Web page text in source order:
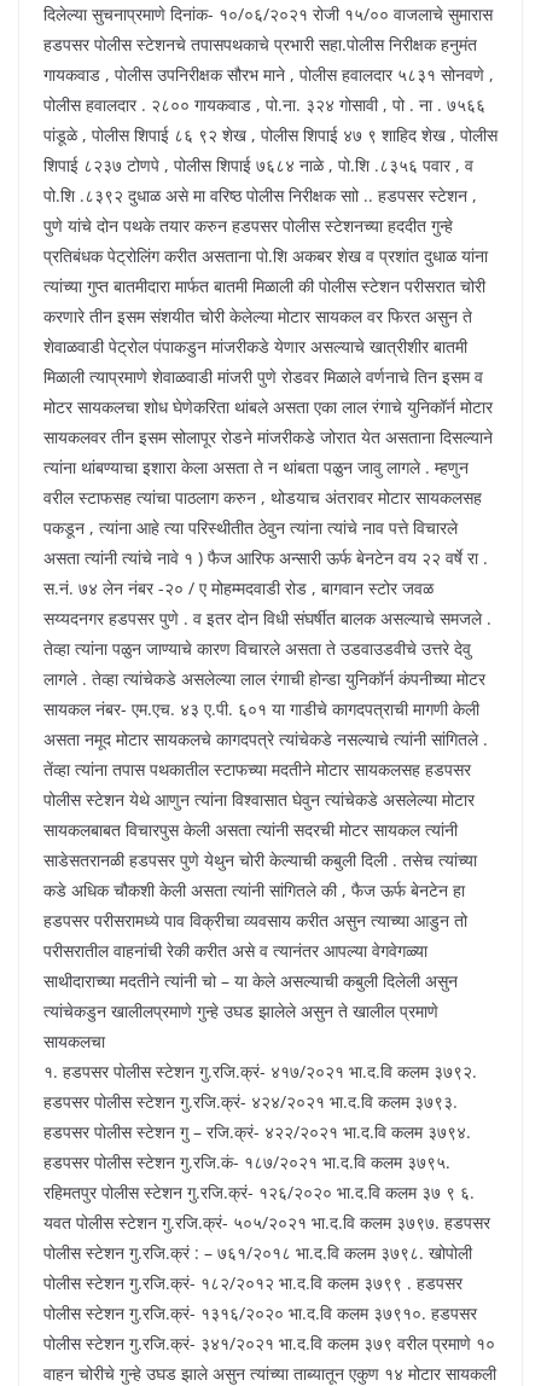
दिलेल्या सुचनाप्रमाणे दिनांक- १०/०६/२०२१ रोजी १५/०० वाजलाचे सुमारास
हडपसर पोलीस स्टेशनचे तपासपथकाचे प्रभारी सहा.पोलीस निरीक्षक हनुमंत
गायकवाड , पोलीस उपनिरीक्षक सौरभ माने , पोलीस हवालदार ५८३१ सोनवणे ,
पोलीस हवालदार . २८०० गायकवाड , पो.ना. ३२४ गोसावी , पो . ना . ७५६६
पांडूळे , पोलीस शिपाई ८६ ९२ शेख , पोलीस शिपाई ४७ ९ शाहिद शेख , पोलीस
शिपाई ८२३७ टोणपे , पोलीस शिपाई ७६८४ नाळे , पो.शि .८३५६ पवार , व
पो.शि .८३९२ दुधाळ असे मा वरिष्ठ पोलीस निरीक्षक साो .. हडपसर स्टेशन ,
पुणे यांचे दोन पथके तयार करुन हडपसर पोलीस स्टेशनच्या हददीत गुन्हे
प्रतिबंधक पेट्रोलिंग करीत असताना पो.शि अकबर शेख व प्रशांत दुधाळ यांना
त्यांच्या गुप्त बातमीदारा मार्फत बातमी मिळाली की पोलीस स्टेशन परीसरात चोरी
करणारे तीन इसम संशयीत चोरी केलेल्या मोटार सायकल वर फिरत असुन ते
शेवाळवाडी पेट्रोल पंपाकडुन मांजरीकडे येणार असल्याचे खात्रीशीर बातमी
मिळाली त्याप्रमाणे शेवाळवाडी मांजरी पुणे रोडवर मिळाले वर्णनाचे तिन इसम व
मोटर सायकलचा शोध घेणेकरिता थांबले असता एका लाल रंगाचे युनिकॉर्न मोटार
सायकलवर तीन इसम सोलापूर रोडने मांजरीकडे जोरात येत असताना दिसल्याने
त्यांना थांबण्याचा इशारा केला असता ते न थांबता पळुन जावु लागले . म्हणुन
वरील स्टाफसह त्यांचा पाठलाग करुन , थोडयाच अंतरावर मोटार सायकलसह
पकडून , त्यांना आहे त्या परिस्थीतीत ठेवुन त्यांना त्यांचे नाव पत्ते विचारले
असता त्यांनी त्यांचे नावे १ ) फैज आरिफ अन्सारी ऊर्फ बेनटेन वय २२ वर्षे रा .
स.नं. ७४ लेन नंबर -२० / ए मोहम्मदवाडी रोड , बागवान स्टोर जवळ
सय्यदनगर हडपसर पुणे . व इतर दोन विधी संघर्षीत बालक असल्याचे समजले .
तेव्हा त्यांना पळुन जाण्याचे कारण विचारले असता ते उडवाउडवीचे उत्तरे देवु
लागले . तेव्हा त्यांचेकडे असलेल्या लाल रंगाची होन्डा युनिकॉर्न कंपनीच्या मोटर
सायकल नंबर- एम.एच. ४३ ए.पी. ६०१ या गाडीचे कागदपत्राची मागणी केली
असता नमूद मोटार सायकलचे कागदपत्रे त्यांचेकडे नसल्याचे त्यांनी सांगितले .
तेंव्हा त्यांना तपास पथकातील स्टाफच्या मदतीने मोटार सायकलसह हडपसर
पोलीस स्टेशन येथे आणुन त्यांना विश्वासात घेवुन त्यांचेकडे असलेल्या मोटार
सायकलबाबत विचारपुस केली असता त्यांनी सदरची मोटर सायकल त्यांनी
साडेसतरानळी हडपसर पुणे येथुन चोरी केल्याची कबुली दिली . तसेच त्यांच्या
कडे अधिक चौकशी केली असता त्यांनी सांगितले की , फैज ऊर्फ बेनटेन हा
हडपसर परीसरामध्ये पाव विक्रीचा व्यवसाय करीत असुन त्याच्या आडुन तो
परीसरातील वाहनांची रेकी करीत असे व त्यानंतर आपल्या वेगवेगळ्या
साथीदाराच्या मदतीने त्यांनी चो – या केले असल्याची कबुली दिलेली असुन
त्यांचेकडुन खालीलप्रमाणे गुन्हे उघड झालेले असुन ते खालील प्रमाणे
सायकलचा
१. हडपसर पोलीस स्टेशन गु.रजि.क्रं- ४१७/२०२१ भा.द.वि कलम ३७९२.
हडपसर पोलीस स्टेशन गु.रजि.क्रं- ४२४/२०२१ भा.द.वि कलम ३७९३.
हडपसर पोलीस स्टेशन गु – रजि.क्रं- ४२२/२०२१ भा.द.वि कलम ३७९४.
हडपसर पोलीस स्टेशन गु.रजि.कं- १८७/२०२१ भा.द.वि कलम ३७९५.
रहिमतपुर पोलीस स्टेशन गु.रजि.क्रं- १२६/२०२० भा.द.वि कलम ३७ ९ ६.
यवत पोलीस स्टेशन गु.रजि.क्रं- ५०५/२०२१ भा.द.वि कलम ३७९७. हडपसर
पोलीस स्टेशन गु.रजि.क्रं : – ७६१/२०१८ भा.द.वि कलम ३७९८. खोपोली
पोलीस स्टेशन गु.रजि.क्रं- १८२/२०१२ भा.द.वि कलम ३७९९ . हडपसर
पोलीस स्टेशन गु.रजि.क्रं- १३१६/२०२० भा.द.वि कलम ३७९१०. हडपसर
पोलीस स्टेशन गु.रजि.क्रं- ३४१/२०२१ भा.द.वि कलम ३७९ वरील प्रमाणे १०
वाहन चोरीचे गुन्हे उघड झाले असुन त्यांच्या ताब्यातून एकुण १४ मोटार सायकली